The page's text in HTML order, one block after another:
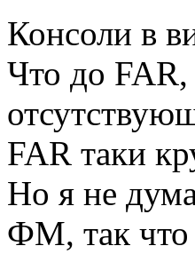
Консоли в
Что до FAR,
FAR таки
Но я не
ФМ, так что